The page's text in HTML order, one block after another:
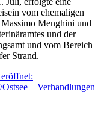
vom ehemaligen
Menghini und
und der
und vom Bereich
Strand.
– Verhandlungen